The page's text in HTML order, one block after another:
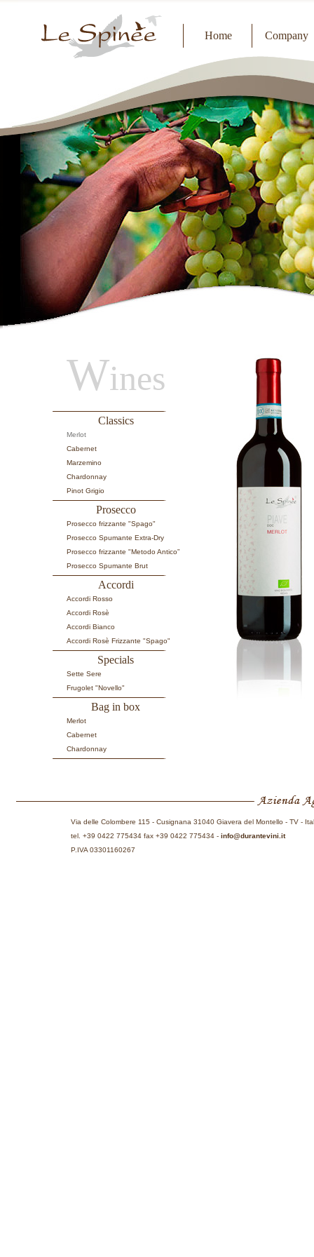
Home Company
Wines
Classics
Merlot
Cabernet
Marzemino
Chardonnay
Pinot Grigio
Prosecco
Prosecco frizzante "Spago"
Prosecco Spumante Extra-Dry
Prosecco frizzante "Metodo Antico”
Prosecco Spumante Brut
Accordi
Accordi Rosso
Accordi Rosè
Accordi Bianco
Accordi Rosè Frizzante "Spago"
Specials
Sette Sere
Frugolet "Novello"
Bag in box
Merlot
Cabernet
Chardonnay
Via delle Colombere 115 - Cusignana 31040 Giavera del Montello - TV -
tel. +39 0422 775434 fax +39 0422 775434 - info@durantevini.it
P.IVA 03301160267